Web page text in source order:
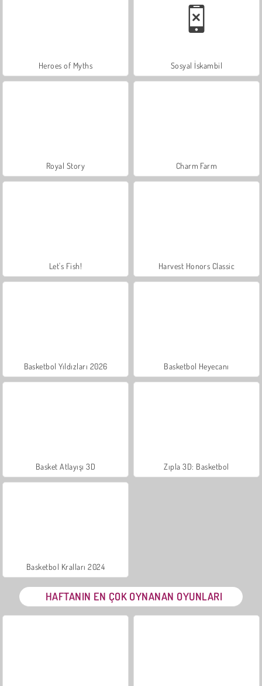
Heroes of Myths Sosyal İskambil
Royal Story Charm Farm
Let's Fish! Harvest Honors Classic
Basketbol Yıldızları 2026 Basketbol Heyecanı
Basket Atlayışı 3D Zıpla 3D: Basketbol
Basketbol Kralları 2024
HAFTANIN EN ÇOK OYNANAN OYUNLARI